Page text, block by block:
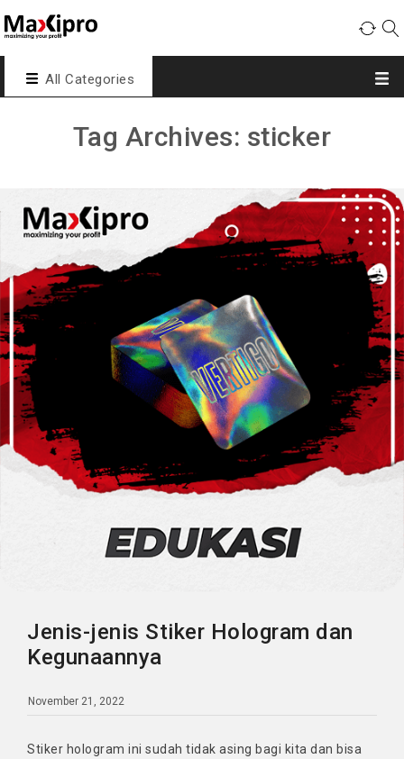
All Categories
Tag Archives: sticker
Jenis-jenis Stiker Hologram dan
Kegunaannya
November 21, 2022
Stiker hologram ini sudah tidak asing bagi kita dan bisa